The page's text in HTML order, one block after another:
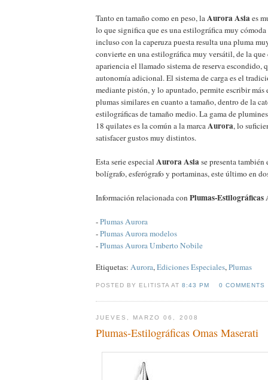
Tanto en tamaño como en peso, laAurora Asiaes
lo que significa que es una estilográfica muy
incluso con la caperuza puesta resulta una pluma
convierte en una estilográfica muy versátil, de la que
apariencia el llamado sistema de reserva escondido,
autonomía adicional. El sistema de carga es el
mediante pistón, y lo apuntado, permite escribir más
plumas similares en cuanto a tamaño, dentro de la
estilográficas de tamaño medio. La gama de
18 quilates es la común a la marcaAurora, lo
satisfacer gustos muy distintos.
Esta serie especial Aurora Asiase presenta
bolígrafo, esferógrafo y portaminas, este último en
Información relacionada con Plumas-
-Plumas Aurora
-Plumas Aurora modelos
-Plumas Aurora Umberto Nobile
Etiquetas: Aurora,Ediciones Especiales,Plumas
POSTED BY ELITISTA AT8:43 PM 0 COMMENTS
JUEVES, MARZO 06, 2008
Plumas-Estilográficas Omas Maserati